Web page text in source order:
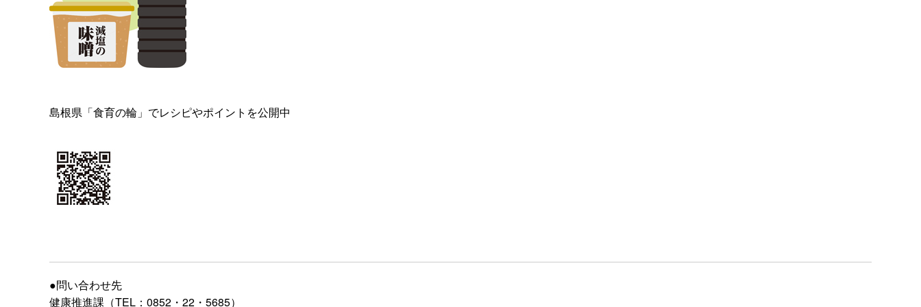
島根県「食育の輪」でレシピやポイントを公開中
●問い合わせ先
健康推進課（TEL：0852・22・5685）